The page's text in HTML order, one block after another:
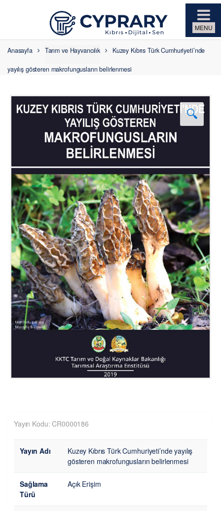
Anasayfa Tarım ve Hayvancılık Kuzey Kıbrıs Türk Cumhuriyeti’nde
yayılış gösteren makrofungusların belirlenmesi
🔍
Yayın Kodu: CR0000186
Yayın Adı
Kuzey Kıbrıs Türk Cumhuriyeti’nde yayılış
gösteren makrofungusların belirlenmesi
Sağlama
Türü
Açık Erişim